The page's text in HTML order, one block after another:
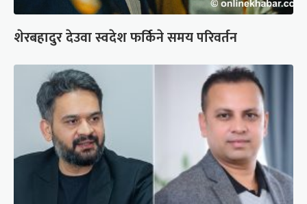
शेरबहादुर देउवा स्वदेश फर्किने समय परिवर्तन